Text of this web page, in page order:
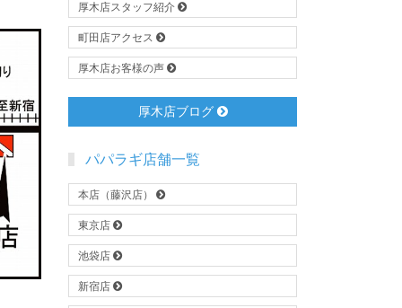
厚木店スタッフ紹介
町田店アクセス
厚木店お客様の声
厚木店ブログ
パパラギ店舗一覧
本店（藤沢店）
東京店
池袋店
新宿店